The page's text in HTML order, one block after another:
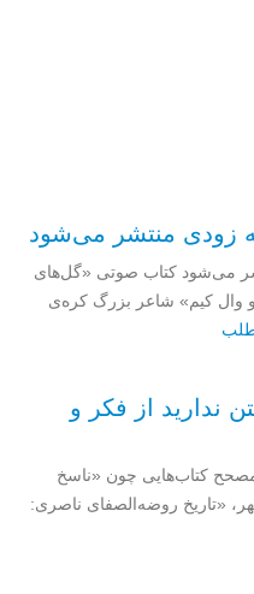
زودی منتشر می‌شود
می‌شود کتاب صوتی «گل‌های
وال کیم» شاعر بزرگ کره‌ی
ندارید از فکر و
کتاب‌هایی چون «ناسخ
«تاریخ روضه‌الصفای ناصری: